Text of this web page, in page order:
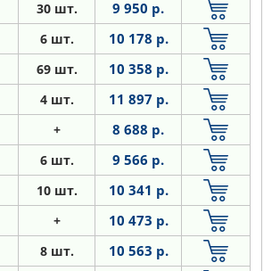
30 шт. 9 950 р.
6 шт. 10 178 р.
69 шт. 10 358 р.
4 шт. 11 897 р.
+ 8 688 р.
6 шт. 9 566 р.
10 шт. 10 341 р.
+ 10 473 р.
8 шт. 10 563 р.